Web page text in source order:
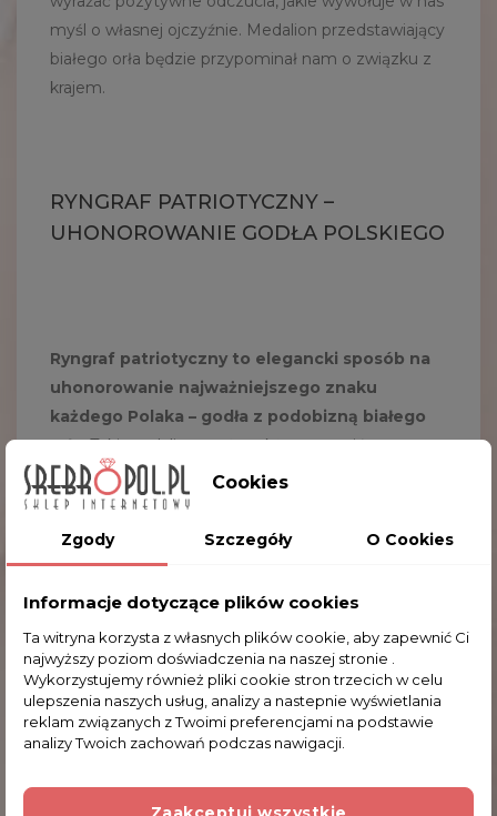
myśl o własnej ojczyźnie. Medalion przedstawiający
białego orła będzie przypominał nam o związku z
krajem.
RYNGRAF PATRIOTYCZNY –
UHONOROWANIE GODŁA POLSKIEGO
Ryngraf patriotyczny to elegancki sposób na
uhonorowanie najważniejszego znaku
każdego Polaka – godła z podobizną białego
orła. Taki medalion może także stanowić
niebanalną pamiątkę, której historię będziemy
opowiadać znajomym. Pozytywne emocje
pojawiające się na myśl o kraju ojczystym będą
wracać do nas przy każdorazowym skierowaniu
patriotyczny. Wśród wszystkich znaków
państwowych, godło należy do najbardziej
cenionych i rozpoznawalnych nawet przez małe
dzieci. Własny medalion, który przywodzi na
myślorła w koronie pozwoli nam utrzymać w sobie
ojczyzny i narodu.Ryngrafy patriotyczne są
Cookies
Zgody Szczegóły O Cookies
Informacje dotyczące plików cookies
Ta witryna korzysta z własnych plików cookie, aby zapewnić Ci
najwyższy poziom doświadczenia na naszej stronie .
Wykorzystujemy również pliki cookie stron trzecich w celu
ulepszenia naszych usług, analizy a nastepnie wyświetlania
reklam związanych z Twoimi preferencjami na podstawie
analizy Twoich zachowań podczas nawigacji.